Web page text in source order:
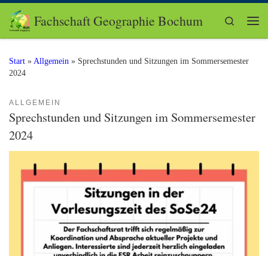
Zum Inhalt springen
Fachschaft Geographie Bochum
Search
Start » Allgemein » Sprechstunden und Sitzungen im Sommersemester
2024
ALLGEMEIN
Sprechstunden und Sitzungen im Sommersemester
2024